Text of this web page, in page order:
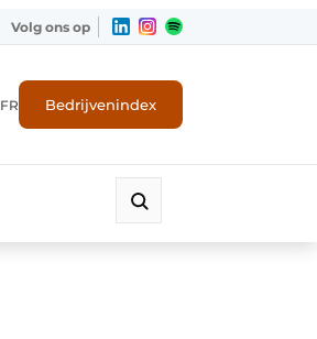
Volg ons op
FR Bedrijvenindex